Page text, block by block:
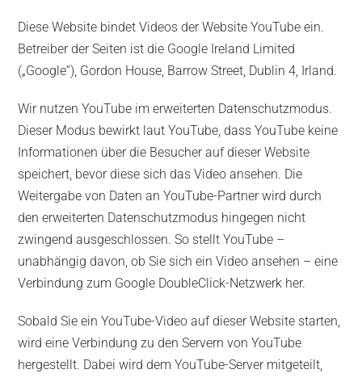
Diese Website bindet Videos der Website YouTube ein.
Betreiber der Seiten ist die Google Ireland Limited
(„Google“), Gordon House, Barrow Street, Dublin 4, Irland.
Wir nutzen YouTube im erweiterten Datenschutzmodus.
Dieser Modus bewirkt laut YouTube, dass YouTube keine
Informationen über die Besucher auf dieser Website
speichert, bevor diese sich das Video ansehen. Die
Weitergabe von Daten an YouTube-Partner wird durch
den erweiterten Datenschutzmodus hingegen nicht
zwingend ausgeschlossen. So stellt YouTube –
unabhängig davon, ob Sie sich ein Video ansehen – eine
Verbindung zum Google DoubleClick-Netzwerk her.
Sobald Sie ein YouTube-Video auf dieser Website starten,
wird eine Verbindung zu den Servern von YouTube
hergestellt. Dabei wird dem YouTube-Server mitgeteilt,